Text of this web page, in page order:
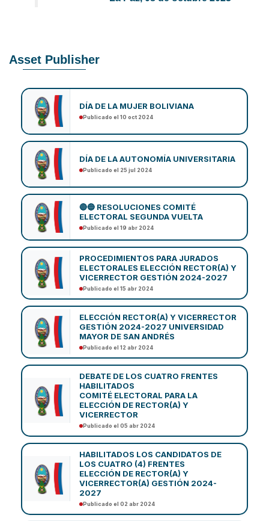
Asset Publisher
DÍA DE LA MUJER BOLIVIANA
Publicado el 10 oct 2024
DÍA DE LA AUTONOMÍA UNIVERSITARIA
Publicado el 25 jul 2024
🔴🔵 RESOLUCIONES COMITÉ
ELECTORAL SEGUNDA VUELTA
Publicado el 19 abr 2024
PROCEDIMIENTOS PARA JURADOS
ELECTORALES ELECCIÓN RECTOR(A) Y
VICERRECTOR GESTIÓN 2024-2027
Publicado el 15 abr 2024
ELECCIÓN RECTOR(A) Y VICERRECTOR
GESTIÓN 2024-2027 UNIVERSIDAD
MAYOR DE SAN ANDRÉS
Publicado el 12 abr 2024
DEBATE DE LOS CUATRO FRENTES
HABILITADOS
COMITÉ ELECTORAL PARA LA
ELECCIÓN DE RECTOR(A) Y
VICERRECTOR
Publicado el 05 abr 2024
HABILITADOS LOS CANDIDATOS DE
LOS CUATRO (4) FRENTES
ELECCIÓN DE RECTOR(A) Y
VICERRECTOR(A) GESTIÓN 2024-
2027
Publicado el 02 abr 2024